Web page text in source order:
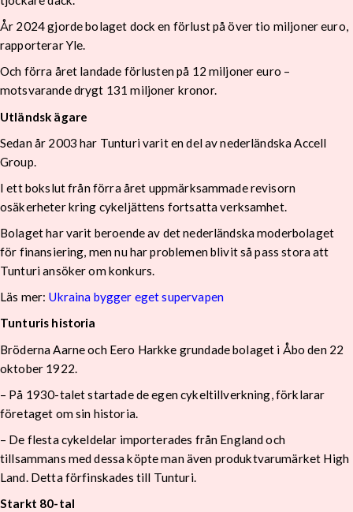
År 2024 gjorde bolaget dock en förlust på över tio miljoner euro,
rapporterar Yle.
Och förra året landade förlusten på 12 miljoner euro –
motsvarande drygt 131 miljoner kronor.
Utländsk ägare
Sedan år 2003 har Tunturi varit en del av nederländska Accell
Group.
I ett bokslut från förra året uppmärksammade revisorn
osäkerheter kring cykeljättens fortsatta verksamhet.
Bolaget har varit beroende av det nederländska moderbolaget
för finansiering, men nu har problemen blivit så pass stora att
Tunturi ansöker om konkurs.
Läs mer: Ukraina bygger eget supervapen
Tunturis historia
Bröderna Aarne och Eero Harkke grundade bolaget i Åbo den 22
oktober 1922.
– På 1930-talet startade de egen cykeltillverkning, förklarar
företaget om sin historia.
– De flesta cykeldelar importerades från England och
tillsammans med dessa köpte man även produktvarumärket High
Land. Detta förfinskades till Tunturi.
Starkt 80-tal